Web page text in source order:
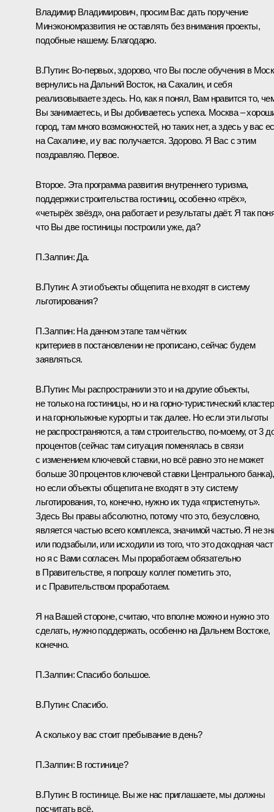
Владимир Владимирович, просим Вас дать поручение
Минэкономразвития не оставлять без внимания проекты,
подобные нашему. Благодарю.
В.Путин: Во-первых, здорово, что Вы после обучения в
вернулись на Дальний Восток, на Сахалин, и себя
реализовываете здесь. Но, как я понял, Вам нравится то,
Вы занимаетесь, и Вы добиваетесь успеха. Москва –
город, там много возможностей, но таких нет, а здесь у вас
на Сахалине, и у вас получается. Здорово. Я Вас с этим
поздравляю. Первое.
Второе. Эта программа развития внутреннего туризма,
поддержки строительства гостиниц, особенно «трёх»,
«четырёх звёзд», она работает и результаты даёт. Я так
что Вы две гостиницы построили уже, да?
П.Залпин:Да.
В.Путин: А эти объекты общепита не входят в систему
льготирования?
П.Залпин: На данном этапе там чётких
критериев в постановлении не прописано, сейчас будем
заявляться.
В.Путин: Мы распространили это и на другие объекты,
не только на гостиницы, но и на горно-туристический
и на горнолыжные курорты и так далее. Но если эти льготы
не распространяются, а там строительство, по-моему, от 3
процентов (сейчас там ситуация поменялась в связи
с изменением ключевой ставки, но всё равно это не может
больше 30 процентов ключевой ставки Центрального банка),
но если объекты общепита не входят в эту систему
льготирования, то, конечно, нужно их туда «пристегнуть».
Здесь Вы правы абсолютно, потому что это, безусловно,
является частью всего комплекса, значимой частью. Я не
или подзабыли, или исходили из того, что это доходная
но я с Вами согласен. Мы проработаем обязательно
в Правительстве, я попрошу коллег пометить это,
и с Правительством проработаем.
Я на Вашей стороне, считаю, что вполне можно и нужно это
сделать, нужно поддержать, особенно на Дальнем Востоке,
конечно.
П.Залпин:Спасибо большое.
В.Путин: Спасибо.
А сколько у вас стоит пребывание в день?
П.Залпин: В гостинице?
В.Путин: В гостинице. Вы же нас приглашаете, мы должны
посчитать всё.